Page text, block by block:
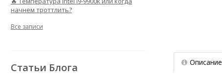
Описание
начнем троттлить?
Все записи
Статьи Блога